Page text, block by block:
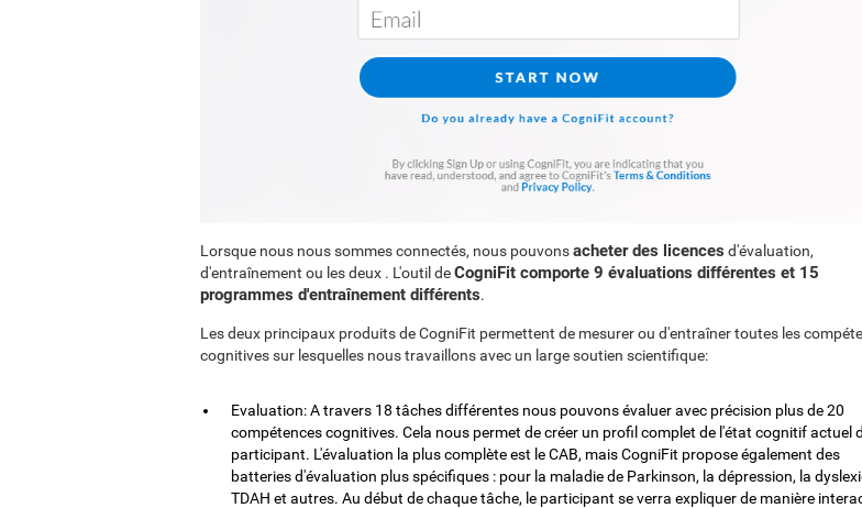
Lorsque nous nous sommes connectés, nous pouvonsacheter des licences d'évaluation,
d'entraînement ou les deux . L'outil deCogniFit comporte 9 évaluations différentes et 15
programmes d'entraînement différents.
Les deux principaux produits de CogniFit permettent de mesurer ou d'entraîner toutes les
cognitives sur lesquelles nous travaillons avec un large soutien scientifique:
Evaluation: A travers 18 tâches différentes nous pouvons évaluer avec précision plus de 20
compétences cognitives. Cela nous permet de créer un profil complet de l'état cognitif actuel
participant. L'évaluation la plus complète est le CAB, mais CogniFit propose également des
batteries d'évaluation plus spécifiques : pour la maladie de Parkinson, la dépression, la
TDAH et autres. Au début de chaque tâche, le participant se verra expliquer de manière